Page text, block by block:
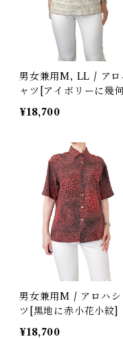
男女兼用M, LL / アロ
ャツ[アイボリーに幾
絣手織り紬]
¥18,700
男女兼用M / アロハシ
ツ[黒地に赤小花小紋]
¥18,700